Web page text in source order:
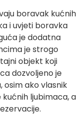
boravak kućnih
i uvjeti boravka
je dodatna
je strogo
objekt koji
dozvoljeno je
osim ako vlasnik
ljubimaca, a